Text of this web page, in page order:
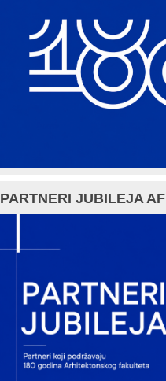
PARTNERI JUBILEJA AF